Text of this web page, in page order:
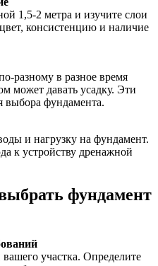
1,5-2 метра и изучите слои
консистенцию и наличие
разному в разное время
может давать усадку. Эти
выбора фундамента.
и нагрузку на фундамент.
к устройству дренажной
фундамент
участка. Определите